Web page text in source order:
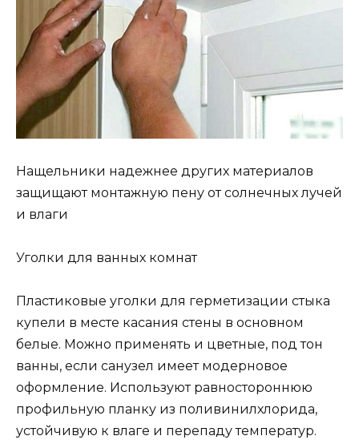
Нащельники надежнее других материалов
защищают монтажную пену от солнечных лучей
и влаги
Уголки для ванных комнат
Пластиковые уголки для герметизации стыка
купели в месте касания стены в основном
белые. Можно применять и цветные, под тон
ванны, если санузел имеет модерновое
оформление. Используют равностороннюю
профильную планку из поливинилхлорида,
устойчивую к влаге и перепаду температур.